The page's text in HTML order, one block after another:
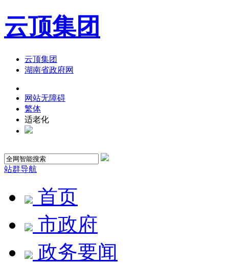
云顶集团
云顶集团
湖南省政府网
网站无障碍
繁体
适老化
站群导航
首页
市政府
政务要闻